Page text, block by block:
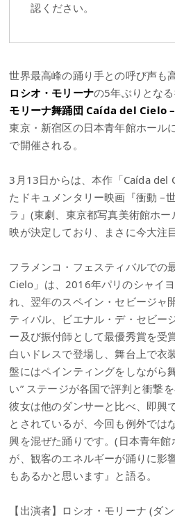
認ください。
世界最高峰の踊り手との呼び声も
ロシオ・モリーナの5年ぶりとな
モリーナ舞踊団 Caída del Cielo –
東京・新宿区の日本青年館ホール
で開催される。
3月13日からは、本作「Caída del
たドキュメンタリー映画『衝動 –
ラ』(東劇、東京都写真美術館ホ
映が決定しており、まさに今大注
フラメンコ・フェスティバルでの
Cielo」は、2016年パリのシャイ
れ、翌年のスペイン・セビージャ
ティバル、ビエナル・デ・セビー
ー及び振付師として最優秀賞を受
白いドレスで登場し、舞台上で衣
盤にはペインティングをしながら
い” ステージが各国で評判と衝撃
彼女は他のダンサーと比べ、即興
とされているが、今回も例外では
興を混ぜた踊りです。(日本青年
が、観客のエネルギーが踊りに影
もあるかと思います』と語る。
【出演者】ロシオ・モリーナ (ダ